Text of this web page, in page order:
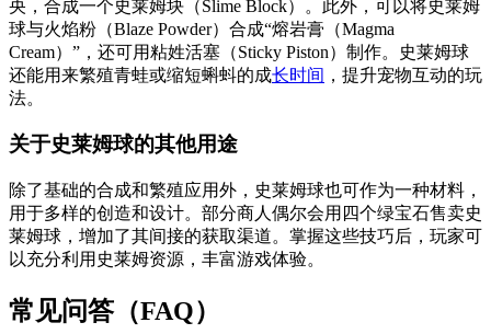
央，合成一个史莱姆块（Slime Block）。此外，可以将史莱姆
球与火焰粉（Blaze Powder）合成“熔岩膏（Magma
Cream）”，还可用粘姓活塞（Sticky Piston）制作。史莱姆球
还能用来繁殖青蛙或缩短蝌蚪的成长时间 ，提升宠物互动的玩
法。
关于史莱姆球的其他用途
除了基础的合成和繁殖应用外，史莱姆球也可作为一种材料，
用于多样的创造和设计。部分商人偶尔会用四个绿宝石售卖史
莱姆球，增加了其间接的获取渠道。掌握这些技巧后，玩家可
以充分利用史莱姆资源，丰富游戏体验。
常见问答（FAQ）